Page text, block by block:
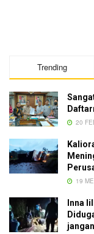
Trending
20
19
Inna